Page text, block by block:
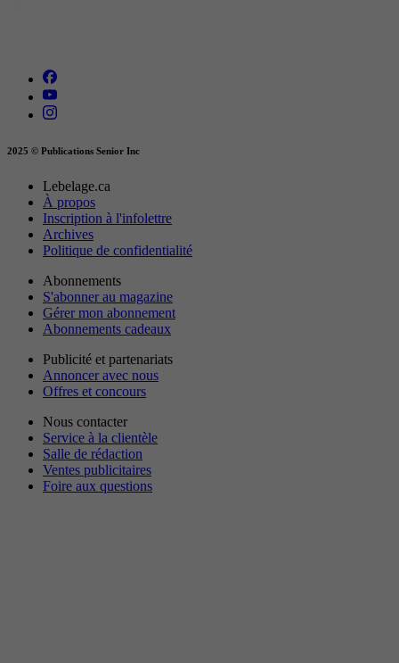
2025 © Publications Senior Inc
Lebelage.ca
À propos
Inscription à l'infolettre
Archives
Politique de confidentialité
Abonnements
S'abonner au magazine
Gérer mon abonnement
Abonnements cadeaux
Publicité et partenariats
Annoncer avec nous
Offres et concours
Nous contacter
Service à la clientèle
Salle de rédaction
Ventes publicitaires
Foire aux questions